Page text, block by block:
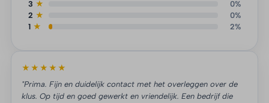
3 ★
0%
2 ★
0%
1 ★ 2%
★★★★★
"Prima. Fijn en duidelijk contact met het overleggen over de
klus. Op tijd en goed gewerkt en vriendelijk. Een bedrijf die